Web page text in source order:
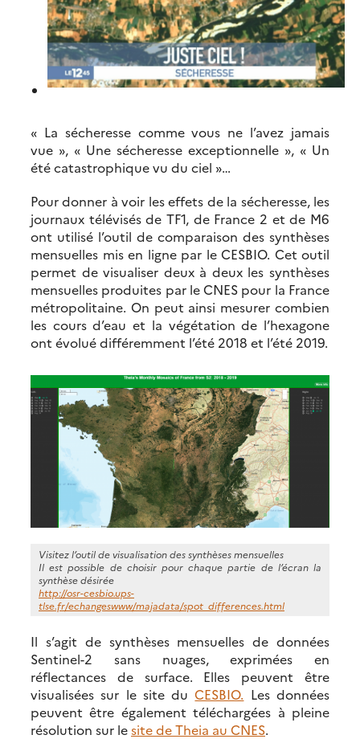
« La sécheresse comme vous ne l’avez jamais
vue », « Une sécheresse exceptionnelle », « Un
été catastrophique vu du ciel »…
Pour donner à voir les effets de la sécheresse, les
journaux télévisés de TF1, de France 2 et de M6
ont utilisé l’outil de comparaison des synthèses
mensuelles mis en ligne par le CESBIO. Cet outil
permet de visualiser deux à deux les synthèses
mensuelles produites par le CNES pour la France
métropolitaine. On peut ainsi mesurer combien
les cours d’eau et la végétation de l’hexagone
ont évolué différemment l’été 2018 et l’été 2019.
Visitez l’outil de visualisation des synthèses mensuelles
Il est possible de choisir pour chaque partie de l’écran la
synthèse désirée
http://osr-cesbio.ups-
tlse.fr/echangeswww/majadata/spot_differences.html
Il s’agit de synthèses mensuelles de données
Sentinel-2 sans nuages, exprimées en
réflectances de surface. Elles peuvent être
visualisées sur le site du CESBIO. Les données
peuvent être également téléchargées à pleine
résolution sur lesite de Theia au CNES.